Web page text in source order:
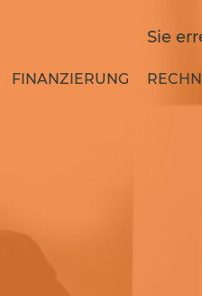
FINANZIERUNG
Sie